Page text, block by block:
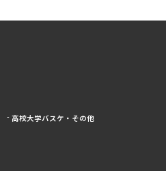
高校大学バスケ・その他